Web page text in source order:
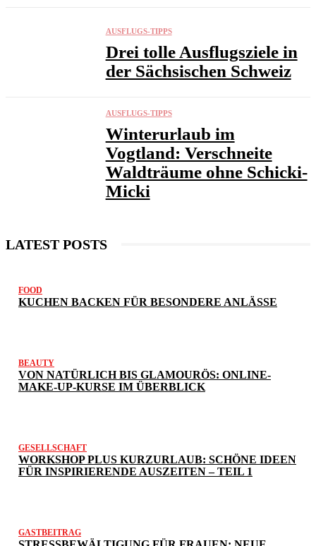
AUSFLUGS-TIPPS
Drei tolle Ausflugsziele in
der Sächsischen Schweiz
AUSFLUGS-TIPPS
Winterurlaub im
Vogtland: Verschneite
Waldträume ohne Schicki-
Micki
LATEST POSTS
FOOD
KUCHEN BACKEN FÜR BESONDERE ANLÄSSE
BEAUTY
VON NATÜRLICH BIS GLAMOURÖS: ONLINE-
MAKE-UP-KURSE IM ÜBERBLICK
GESELLSCHAFT
WORKSHOP PLUS KURZURLAUB: SCHÖNE IDEEN
FÜR INSPIRIERENDE AUSZEITEN – TEIL 1
GASTBEITRAG